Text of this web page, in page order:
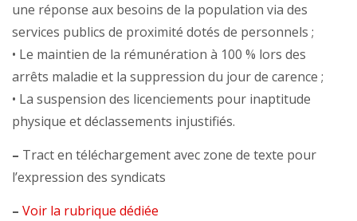
une réponse aux besoins de la population via des
services publics de proximité dotés de personnels ;
• Le maintien de la rémunération à 100 % lors des
arrêts maladie et la suppression du jour de carence ;
• La suspension des licenciements pour inaptitude
physique et déclassements injustifiés.
– Tract en téléchargement avec zone de texte pour
l’expression des syndicats
– Voir la rubrique dédiée